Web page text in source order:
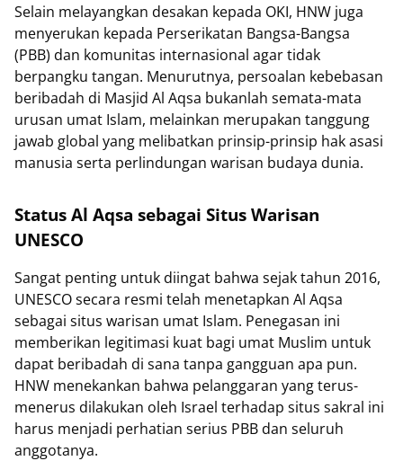
Selain melayangkan desakan kepada OKI, HNW juga
menyerukan kepada Perserikatan Bangsa-Bangsa
(PBB) dan komunitas internasional agar tidak
berpangku tangan. Menurutnya, persoalan kebebasan
beribadah di Masjid Al Aqsa bukanlah semata-mata
urusan umat Islam, melainkan merupakan tanggung
jawab global yang melibatkan prinsip-prinsip hak asasi
manusia serta perlindungan warisan budaya dunia.
Status Al Aqsa sebagai Situs Warisan
UNESCO
Sangat penting untuk diingat bahwa sejak tahun 2016,
UNESCO secara resmi telah menetapkan Al Aqsa
sebagai situs warisan umat Islam. Penegasan ini
memberikan legitimasi kuat bagi umat Muslim untuk
dapat beribadah di sana tanpa gangguan apa pun.
HNW menekankan bahwa pelanggaran yang terus-
menerus dilakukan oleh Israel terhadap situs sakral ini
harus menjadi perhatian serius PBB dan seluruh
anggotanya.